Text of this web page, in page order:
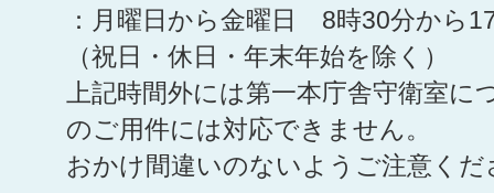
：月曜日から金曜日 8時30分から
（祝日・休日・年末年始を除く）
上記時間外には第一本庁舎守衛室に
のご用件には対応できません。
おかけ間違いのないようご注意くだ